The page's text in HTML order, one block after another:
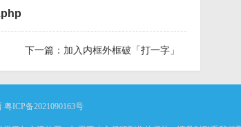
下一篇： 加入内框外框破「打一字」
粤ICP备2021090163号